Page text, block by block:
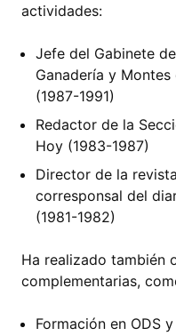
actividades:
Jefe del Gabinete
Ganadería y
(1987-1991)
Redactor de la
Hoy (1983-1987)
Director de la
corresponsal del
(1981-1982)
Ha realizado también
complementarias,
Formación en ODS